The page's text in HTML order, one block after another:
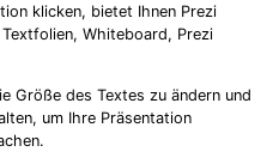
klicken, bietet Ihnen Prezi
Whiteboard, Prezi
Größe des Textes zu ändern und
um Ihre Präsentation